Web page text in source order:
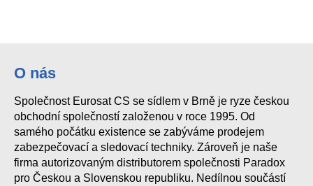
O nás
Společnost Eurosat CS se sídlem v Brně je ryze českou
obchodní společností založenou v roce 1995. Od
samého počátku existence se zabýváme prodejem
zabezpečovací a sledovací techniky. Zároveň je naše
firma autorizovaným distributorem společnosti Paradox
pro Českou a Slovenskou republiku. Nedílnou součástí